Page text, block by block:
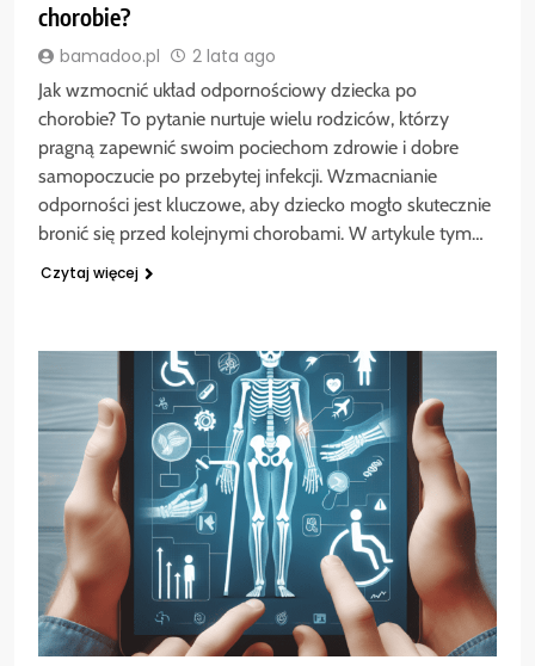
chorobie?
bamadoo.pl 2 lata ago
Jak wzmocnić układ odpornościowy dziecka po
chorobie? To pytanie nurtuje wielu rodziców, którzy
pragną zapewnić swoim pociechom zdrowie i dobre
samopoczucie po przebytej infekcji. Wzmacnianie
odporności jest kluczowe, aby dziecko mogło skutecznie
bronić się przed kolejnymi chorobami. W artykule tym…
Czytaj więcej